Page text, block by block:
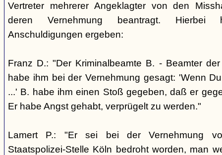
Vertreter mehrerer Angeklagter von den
deren Vernehmung beantragt. Hierbei
Anschuldigungen ergeben:
Franz D.: "Der Kriminalbeamte B. - Beamter
habe ihm bei der Vernehmung gesagt: 'Wenn
...' B. habe ihm einen Stoß gegeben, daß er
Er habe Angst gehabt, verprügelt zu werden."
Lamert P.: "Er sei bei der Vernehmung
Staatspolizei-Stelle Köln bedroht worden, man